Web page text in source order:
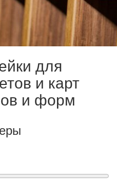
для
и карт
и форм